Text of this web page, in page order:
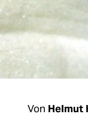
Von Helmut